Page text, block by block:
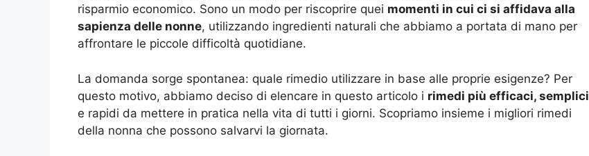
risparmio economico. Sono un modo per riscoprire quei momenti in cui ci si affidava alla
sapienza delle nonne, utilizzando ingredienti naturali che abbiamo a portata di mano per
affrontare le piccole difficoltà quotidiane.
La domanda sorge spontanea: quale rimedio utilizzare in base alle proprie esigenze? Per
questo motivo, abbiamo deciso di elencare in questo articolo i rimedi più efficaci, semplici
e rapidi da mettere in pratica nella vita di tutti i giorni. Scopriamo insieme i migliori rimedi
della nonna che possono salvarvi la giornata.